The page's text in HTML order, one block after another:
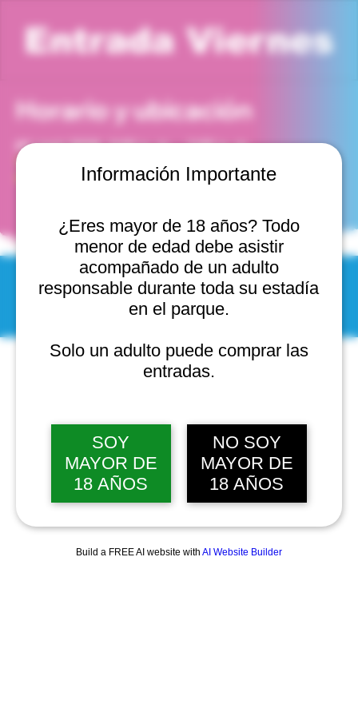
Información Importante
¿Eres mayor de 18 años? Todo
menor de edad debe asistir
acompañado de un adulto
responsable durante toda su estadía
en el parque.
Solo un adulto puede comprar las
entradas.
SOY
MAYOR DE
18 AÑOS
NO SOY
MAYOR DE
18 AÑOS
Build a FREE AI website with AI Website Builder
Entrada Viernes
Horario y ubicación
01 sept 2028, 2:00 p. m. – 3:00 p. m.
Viña del Mar, Cam. Internacional 2440, 2541754 Viña
del Mar, Valparaíso, Chile